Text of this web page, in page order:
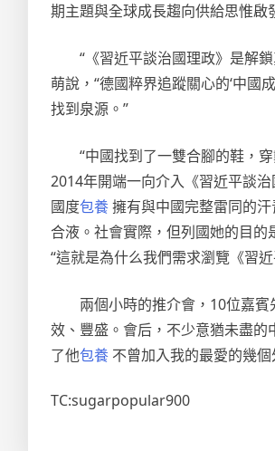
期主題與全球成長趨向供給思惟啟
“《習近平談治國理政》是解
萌說，“德國粹界追蹤關心的‘中國
找到泉源。”
“中國找到了一雙合腳的鞋，
2014年開端一向介入《習近平談治
國度包養擁有與中國完整雷同的
合液。社會實際，但列國她的目
“這就是為什么我們需求瀏覽《習
兩個小時的推介會，10位嘉
效、豐盛。會后，不少意猶未盡
了他包養 不曾加入我的最愛的幾
TC:sugarpopular900